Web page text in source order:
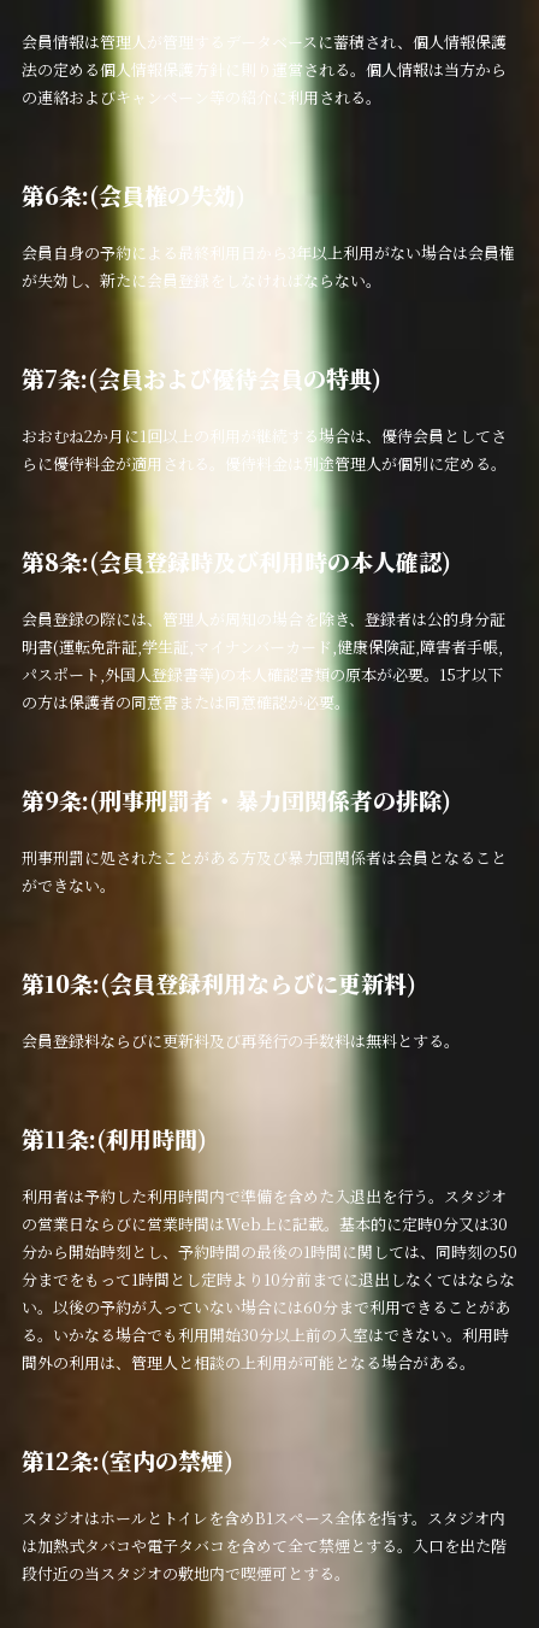
会員情報は管理人が管理するデータベースに蓄積され、個人情報保護
法の定める個人情報保護方針に則り運営される。個人情報は当方から
の連絡およびキャンペーン等の紹介に利用される。
第6条:(会員権の失効)
会員自身の予約による最終利用日から3年以上利用がない場合は会員権
が失効し、新たに会員登録をしなければならない。
第7条:(会員および優待会員の特典)
おおむね2か月に1回以上の利用が継続する場合は、優待会員としてさ
らに優待料金が適用される。優待料金は別途管理人が個別に定める。
第8条:(会員登録時及び利用時の本人確認)
会員登録の際には、管理人が周知の場合を除き、登録者は公的身分証
明書(運転免許証,学生証,マイナンバーカード,健康保険証,障害者手帳,
パスポート,外国人登録書等)の本人確認書類の原本が必要。15才以下
の方は保護者の同意書または同意確認が必要。
第9条:(刑事刑罰者・暴力団関係者の排除)
刑事刑罰に処されたことがある方及び暴力団関係者は会員となること
ができない。
第10条:(会員登録利用ならびに更新料)
会員登録料ならびに更新料及び再発行の手数料は無料とする。
第11条:(利用時間)
利用者は予約した利用時間内で準備を含めた入退出を行う。スタジオ
の営業日ならびに営業時間はWeb上に記載。基本的に定時0分又は30
分から開始時刻とし、予約時間の最後の1時間に関しては、同時刻の50
分までをもって1時間とし定時より10分前までに退出しなくてはならな
い。以後の予約が入っていない場合には60分まで利用できることがあ
る。いかなる場合でも利用開始30分以上前の入室はできない。利用時
間外の利用は、管理人と相談の上利用が可能となる場合がある。
第12条:(室内の禁煙)
スタジオはホールとトイレを含めB1スペース全体を指す。スタジオ内
は加熱式タバコや電子タバコを含めて全て禁煙とする。入口を出た階
段付近の当スタジオの敷地内で喫煙可とする。